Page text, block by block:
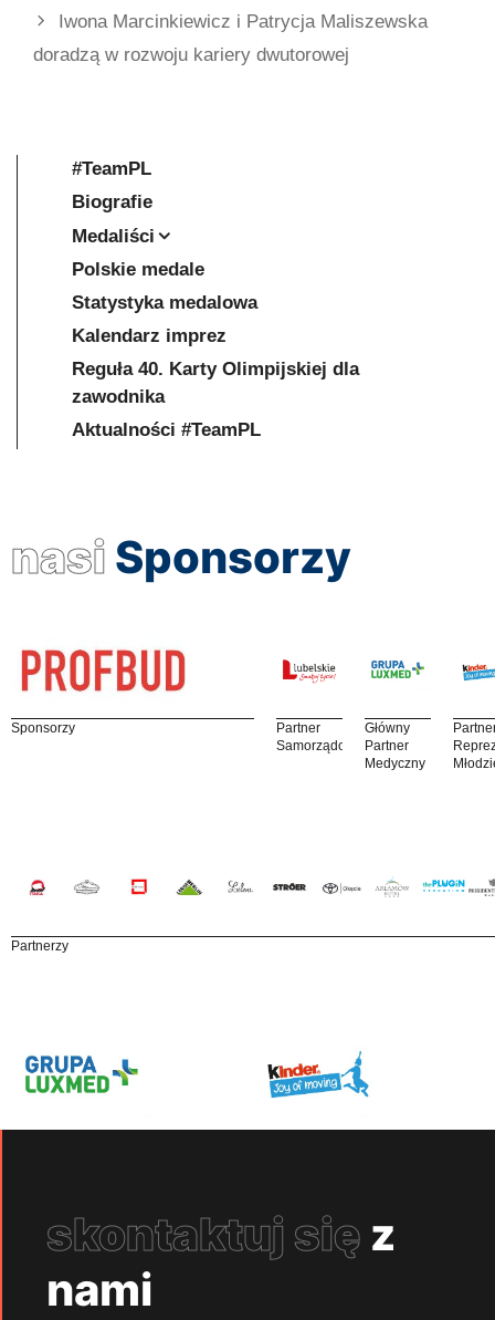
Iwona Marcinkiewicz i Patrycja Maliszewska
doradzą w rozwoju kariery dwutorowej
#TeamPL
Biografie
Medaliści
Polskie medale
Statystyka medalowa
Kalendarz imprez
Reguła 40. Karty Olimpijskiej dla
zawodnika
Aktualności #TeamPL
nasi Sponsorzy
Sponsorzy
Partner
Samorządowy
Główny
Partner
Medyczny
Partnerzy
skontaktuj się z
nami